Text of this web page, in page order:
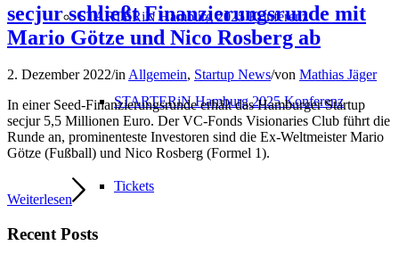
STARTERiN Hamburg 2025 Konferenz
STARTERiN Hamburg 2025 Konferenz
Tickets
secjur schließt Finanzierungsrunde mit
Mario Götze und Nico Rosberg ab
2. Dezember 2022/inAllgemein, Startup News/von Mathias Jäger
In einer Seed-Finanzierungsrunde erhält das Hamburger Startup
secjur 5,5 Millionen Euro. Der VC-Fonds Visionaries Club führt die
Runde an, prominenteste Investoren sind die Ex-Weltmeister Mario
Götze (Fußball) und Nico Rosberg (Formel 1).
Weiterlesen
Recent Posts